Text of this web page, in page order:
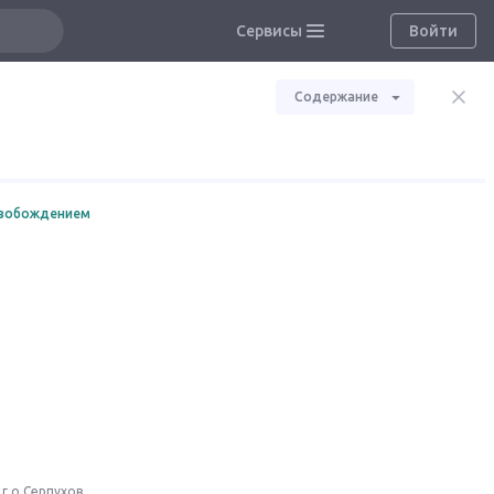
Сервисы Войти
Содержание